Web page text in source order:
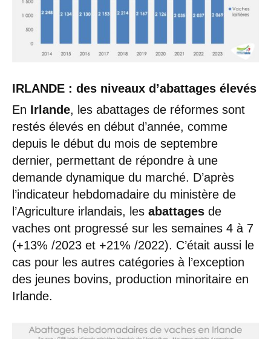
IRLANDE : des niveaux d’abattages élevés
En Irlande, les abattages de réformes sont
restés élevés en début d’année, comme
depuis le début du mois de septembre
dernier, permettant de répondre à une
demande dynamique du marché. D’après
l’indicateur hebdomadaire du ministère de
l’Agriculture irlandais, les abattages de
vaches ont progressé sur les semaines 4 à 7
(+13% /2023 et +21% /2022). C’était aussi le
cas pour les autres catégories à l’exception
des jeunes bovins, production minoritaire en
Irlande.